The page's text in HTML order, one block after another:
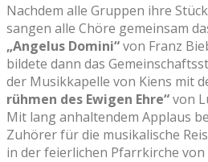
Nachdem alle Gruppen ihre
sangen alle Chöre gemeinsam
„Angelus Domini“von Franz
bildete dann das
der Musikkapelle von Kiens mit
rühmen des Ewigen Ehre“von
Mit lang anhaltendem Applaus
Zuhörer für die musikalische
in der feierlichen Pfarrkirche von